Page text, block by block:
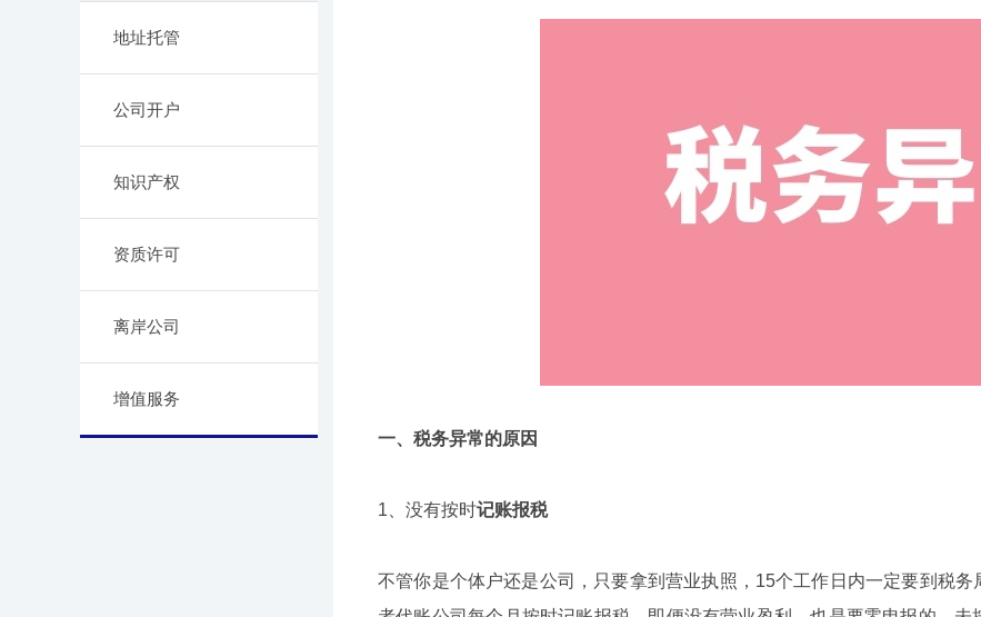
地址托管
公司开户
知识产权
资质许可
离岸公司
增值服务
一、税务异常的原因
1、没有按时记账报税
不管你是个体户还是公司，只要拿到营业执照，15个工作日内一定要到税